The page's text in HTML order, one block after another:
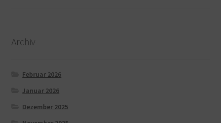
Archiv
Februar 2026
Januar 2026
Dezember 2025